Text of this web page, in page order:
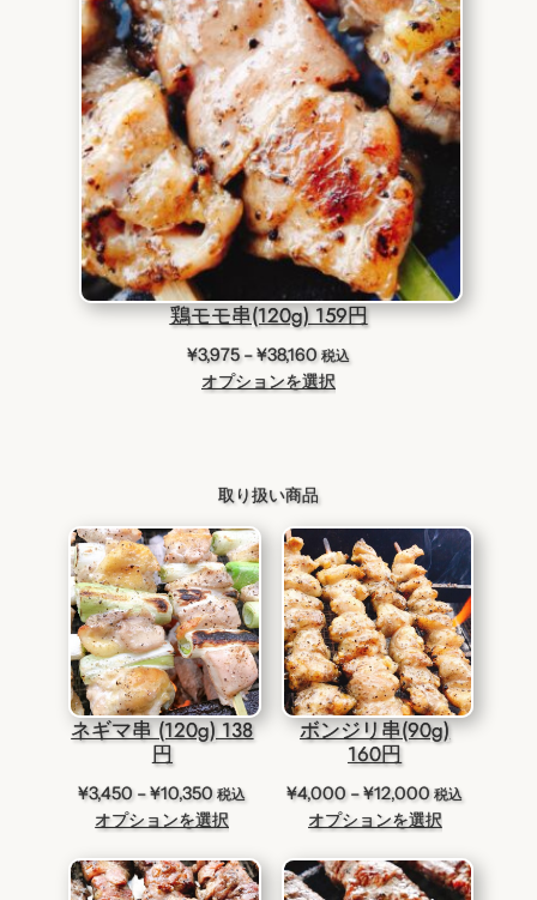
,
5
0
0
–
¥
4
3
,
2
0
0
鶏モモ串(120g) 159円
¥3,975 –¥38,160価
格
9
7
5
–
¥
3
8
,
0
税込
オプションを選択
取り扱い商品
ネギマ串 (120g) 138
円
¥3,450 –¥10,350価
格
¥3,450
税込
オプションを選択
ボンジリ串(90g)
160円
¥4,000 –¥12,000価
格
¥4,000
税込
オプションを選択